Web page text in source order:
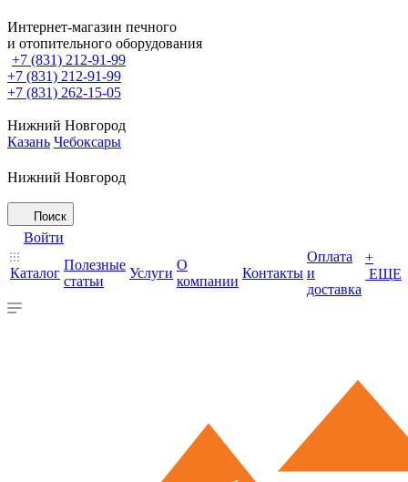
Интернет-магазин печного
и отопительного оборудования
+7 (831) 212-91-99
+7 (831) 212-91-99
+7 (831) 262-15-05
Нижний Новгород
Казань Чебоксары
Нижний Новгород
Поиск
Войти
Каталог
Полезные
статьи
Услуги
О
компании
Контакты
Оплата
и
доставка
+
ЕЩЕ